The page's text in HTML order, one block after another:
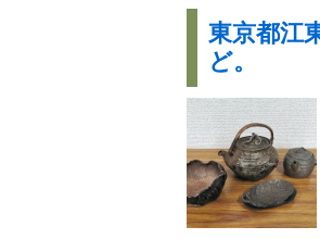
東京都江
ど。